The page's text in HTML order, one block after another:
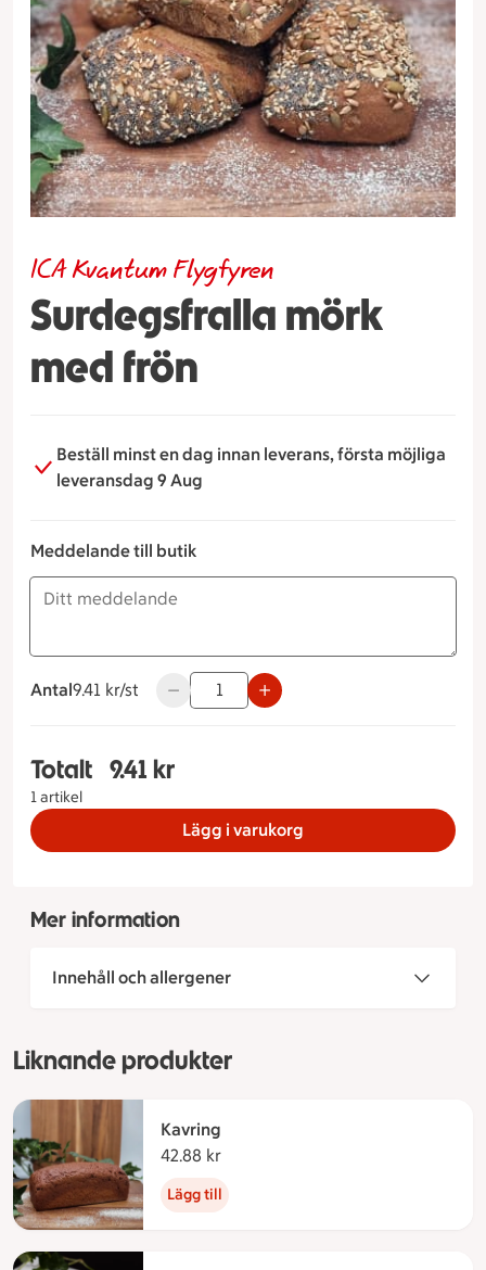
Surdegsfralla mörk
med frön
ICA Kvantum Flygfyren
Beställ minst en dag innan leverans, första möjliga
leveransdag 9 Aug
Meddelande till butik
Antal
9.41 kronor styck
9.41 kr/st Använd knapparna för att minska eller
Totalt
1 artikel
Totalt 1 stycken Surdegsfralla mörk med frön,
9.41 kr
Lägg i varukorg
Mer information
Innehåll och allergener
Liknande produkter
Kavring
42.88 kr
Lägg till